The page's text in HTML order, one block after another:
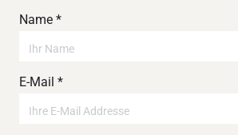
Name *
E-Mail *